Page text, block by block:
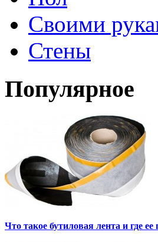
Своими
Стены
Популярное
Что такое бутиловая лента и где